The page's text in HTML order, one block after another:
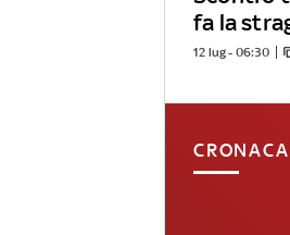
fa la
12 lug - 06:30